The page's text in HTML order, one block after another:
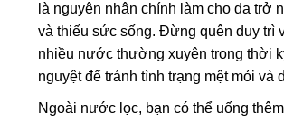
là nguyên nhân chính làm cho da trở
và thiếu sức sống. Đừng quên duy trì
nhiều nước thường xuyên trong thời
nguyệt để tránh tình trạng mệt mỏi và
Ngoài nước lọc, bạn có thể uống